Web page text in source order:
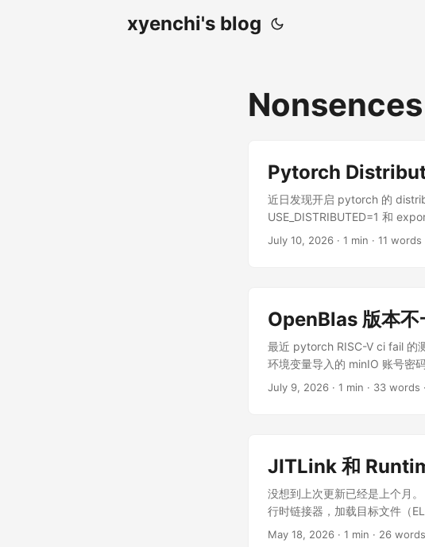
xyenchi's blog
Nonsences
Pytorch
近日发现开启 pytorch 的
USE_DISTRIBUTED=1 和
July 10, 2026 · 1 min · 11
OpenBlas 版本不
最近 pytorch RISC-V ci fail 的
环境变量导入的 minIO 账号密
forbidden 的网站。 问了一下
July 9, 2026 · 1 min · 33 words
JITLink 和
没想到上次更新已经是上个月
行时链接器，加载目标文件（
specific 代码太多，每个架构
May 18, 2026 · 1 min · 26